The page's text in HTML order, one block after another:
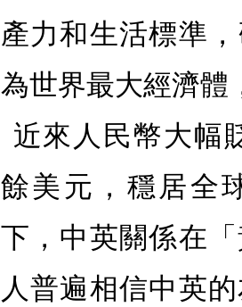
產力和生活標準
為世界最大經濟體
近來人民幣大幅
餘美元，穩居全
下，中英關係在
人普遍相信中英